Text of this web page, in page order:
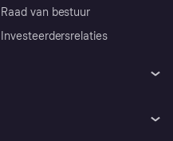
Raad van bestuur
Investeerdersrelaties